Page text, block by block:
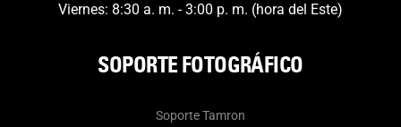
Viernes: 8:30 a. m. - 3:00 p. m. (hora del Este)
SOPORTE FOTOGRÁFICO
Soporte Tamron